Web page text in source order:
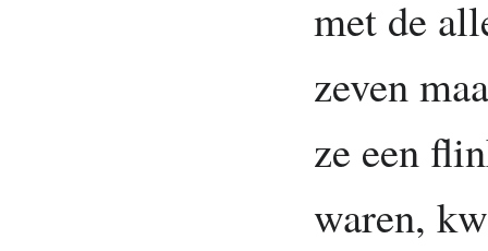
met de
zeven
ze een
waren,